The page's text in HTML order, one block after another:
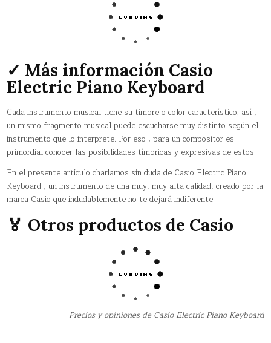
✓ Más información Casio
Electric Piano Keyboard
Cada instrumento musical tiene su timbre o color característico; así ,
un mismo fragmento musical puede escucharse muy distinto según el
instrumento que lo interprete. Por eso , para un compositor es
primordial conocer las posibilidades tímbricas y expresivas de estos.
En el presente artículo charlamos sin duda de Casio Electric Piano
Keyboard , un instrumento de una muy, muy alta calidad, creado por la
marca Casio que indudablemente no te dejará indiferente.
🏅 Otros productos de Casio
Precios y opiniones de Casio Electric Piano Keyboard